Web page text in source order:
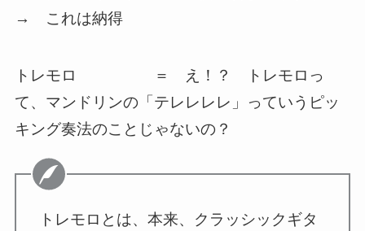
→ これは納得
トレモロ ＝ え！？ トレモロっ
て、マンドリンの「テレレレレ」っていうピッ
キング奏法のことじゃないの？
トレモロとは、本来、クラッシックギタ